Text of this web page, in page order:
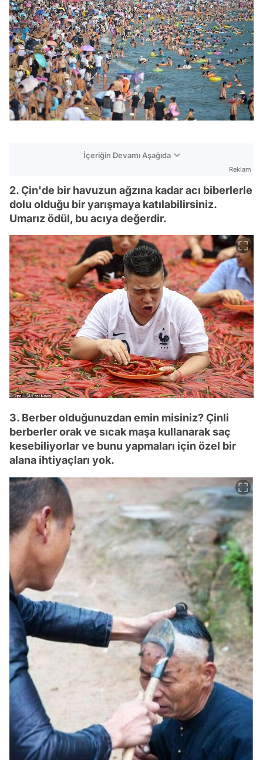
İçeriğin Devamı Aşağıda
Reklam
2. Çin'de bir havuzun ağzına kadar acı biberlerle
dolu olduğu bir yarışmaya katılabilirsiniz.
Umarız ödül, bu acıya değerdir.
3. Berber olduğunuzdan emin misiniz? Çinli
berberler orak ve sıcak maşa kullanarak saç
kesebiliyorlar ve bunu yapmaları için özel bir
alana ihtiyaçları yok.